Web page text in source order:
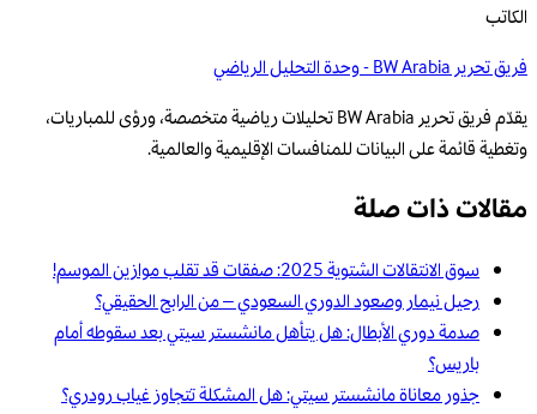
الكاتب
فريق تحرير BW Arabia - وحدة التحليل الرياضي
يقدّم فريق تحرير BW Arabia تحليلات رياضية متخصصة، ورؤى للمباريات،
وتغطية قائمة على البيانات للمنافسات الإقليمية والعالمية.
مقالات ذات صلة
سوق الانتقالات الشتوية 2025: صفقات قد تقلب موازين الموسم!
رحيل نيمار وصعود الدوري السعودي – من الرابح الحقيقي؟
صدمة دوري الأبطال: هل يتأهل مانشستر سيتي بعد سقوطه أمام
باريس؟
جذور معاناة مانشستر سيتي: هل المشكلة تتجاوز غياب رودري؟